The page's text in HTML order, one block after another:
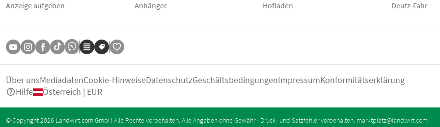
Anzeige aufgeben
Anhänger
Hofladen
Deutz-Fahr
Über unsMediadatenCookie-HinweiseDatenschutzGeschäftsbedingungenImpressumKonformitätserklärung
Hilfe
Österreich | EUR
© Copyright 2026 Landwirt.com GmbH Alle Rechte vorbehalten. Alle Angaben ohne Gewähr - Druck- und Satzfehler vorbehalten. marktplatz@landwirt.com